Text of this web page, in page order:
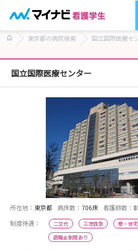
東京都の病院検索 国立国際医療セ
国立国際医療センター
所在地： 東京都 病床数： 706床 看護師数：
制度待遇：
二交代 三次救急 寮・住
退職金制度あり